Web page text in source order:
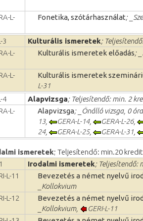
L-
Fonetika, szótárhasználat;
3 Kulturális ismeretek;
L-
Kulturális ismeretek előadás;
L-
Kulturális ismeretek
L-31
4
Alapvizsga; Teljesítendő: min. 2
L-
Alapvizsga; _Önálló vizsga, 0
13, GERA-L-14, GERA-L-26,
24, GERA-L-25, GERA-L-31
ismeretek; Teljesítendő: min.20 kredit
Irodalmi ismeretek; Teljesítendő:
L-11
Bevezetés a német nyelvű
_Kollokvium
L-12
Bevezetés a német nyelvű
_Kollokvium,
GERI-L-11